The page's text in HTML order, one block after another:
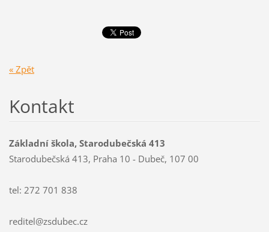
« Zpět
Kontakt
Základní škola, Starodubečská 413
Starodubečská 413, Praha 10 - Dubeč, 107 00
tel: 272 701 838
reditel@zsdubec.cz